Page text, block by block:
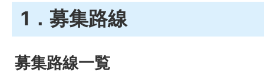
1．募集路線
募集路線一覧